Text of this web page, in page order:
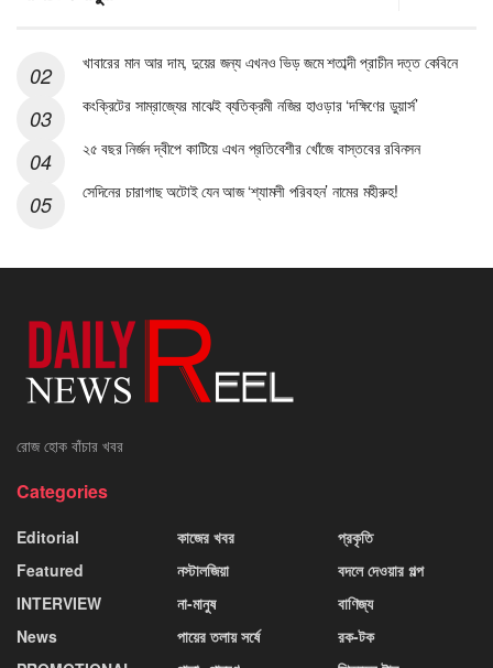
খাবারের মান আর দাম, দুয়ের জন্য এখনও ভিড় জমে শতাব্দী প্রাচীন দত্ত কেবিনে
কংক্রিটের সাম্রাজ্যের মাঝেই ব্যতিক্রমী নজির হাওড়ার ‘দক্ষিণের ডুয়ার্স’
২৫ বছর নির্জন দ্বীপে কাটিয়ে এখন প্রতিবেশীর খোঁজে বাস্তবের রবিনসন
সেদিনের চারাগাছ অটোই যেন আজ ‘শ্যামলী পরিবহন’ নামের মহীরুহ!
রোজ হোক বাঁচার খবর
Categories
Editorial
Featured
INTERVIEW
News
কাজের খবর
নস্টালজিয়া
না-মানুষ
পায়ের তলায় সর্ষে
প্রকৃতি
বদলে দেওয়ার গল্প
বাণিজ্য
রক-টক